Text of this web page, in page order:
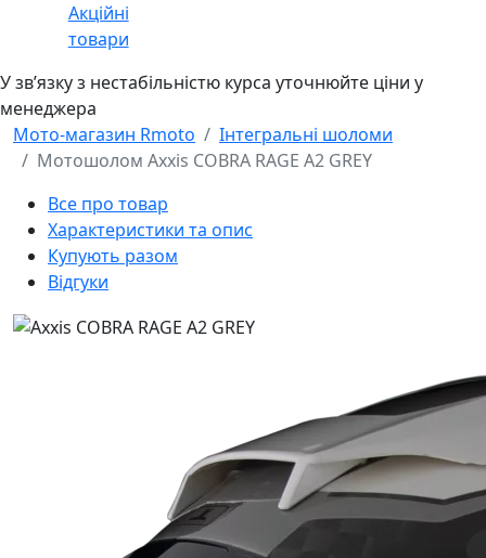
Акційні
товари
У звʼязку з нестабільністю курса уточнюйте ціни у
менеджера
Мото-магазин Rmoto
Інтегральні шоломи
Мотошолом Axxis COBRA RAGE A2 GREY
Все про товар
Характеристики та опис
Купують разом
Відгуки